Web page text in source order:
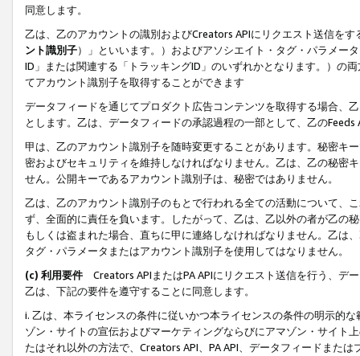
同意します。
乙は、乙のアカウントの識別およびCreators APIにリクエスト送信を
ント識別子）」といいます。）およびアソシエイト・タグ・パラメー
ID」または関連する「トラッキングID」のいずれかとなります。）の
てアカウント識別子を取得することができます
データフィードを通じてプロダクト広告コンテンツを取得する場合、
とします。乙は、データフィードの承認過程の一部として、乙の
甲は、乙のアカウント識別子を随時変更することがあります。秘密キ
密およびセキュリティを維持しなければなりません。乙は、乙の秘密
せん。公開キーであるアカウント識別子は、秘密ではありません。
乙は、乙のアカウント識別子のもとで行われる全ての活動について、
ず、全面的に責任を負います。したがって、乙は、乙以外の者が乙の
もしくは盗まれた場合、直ちに甲に連絡しなければなりません。乙は
タグ・パラメータまたはアカウント識別子を使用してはなりません。
(c) 利用要件 Creators APIまたはPA APIにリクエスト送信を行う、デ
乙は、下記の要件を遵守することに同意します。
i. 乙は、本ライセンスの条件に従いかつ本ライセンスの条件の明示的
ゾン・サイトの宣伝およびマーケティングならびにアマゾン・サイト
たはそれ以外の方法で、Creators API、PA API、データフィードまた